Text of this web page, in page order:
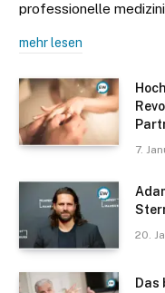
professionelle
mehr lesen
7.
20.
Das